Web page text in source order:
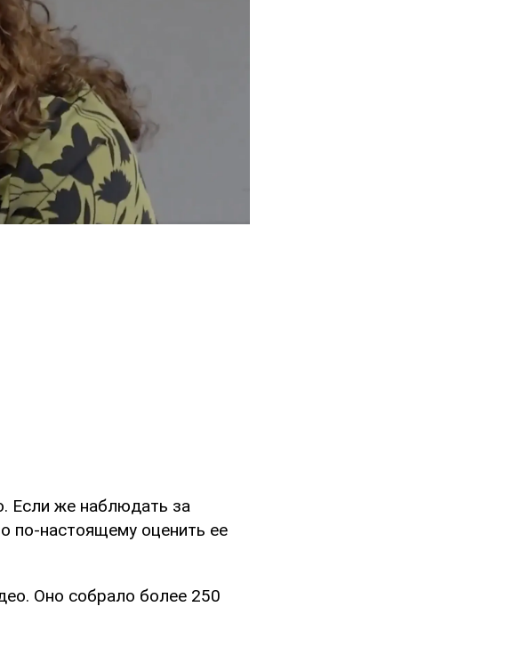
Если же наблюдать за
по-настоящему оценить ее
Оно собрало более 250